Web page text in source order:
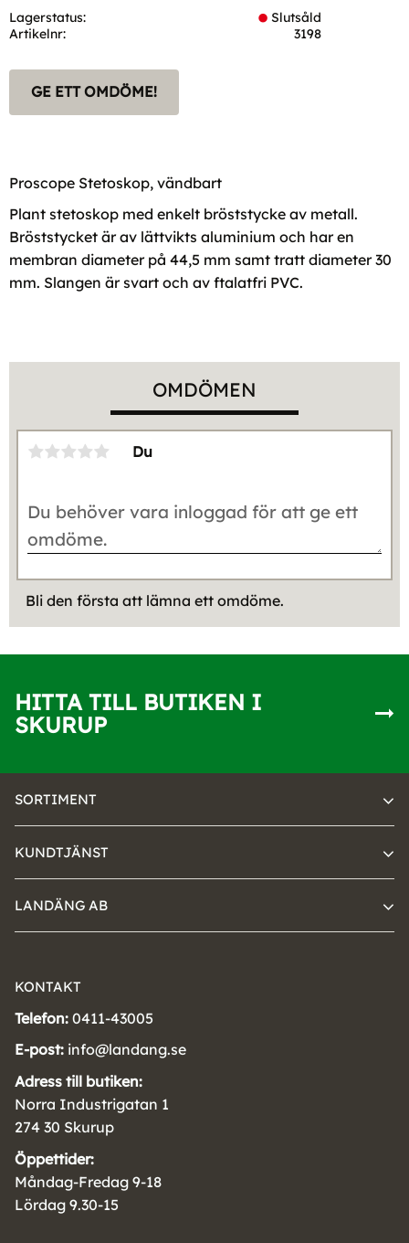
Lagerstatus
Slutsåld
Artikelnr
3198
GE ETT OMDÖME!
Proscope Stetoskop, vändbart
Plant stetoskop med enkelt bröststycke av metall.
Bröststycket är av lättvikts aluminium och har en
membran diameter på 44,5 mm samt tratt diameter 30
mm. Slangen är svart och av ftalatfri PVC.
OMDÖMEN
Du
Bli den första att lämna ett omdöme.
HITTA TILL BUTIKEN I
SKURUP
SORTIMENT
KUNDTJÄNST
LANDÄNG AB
KONTAKT
Telefon: 0411-43005
E-post: info@landang.se
Adress till butiken:
Norra Industrigatan 1
274 30 Skurup
Öppettider:
Måndag-Fredag 9-18
Lördag 9.30-15